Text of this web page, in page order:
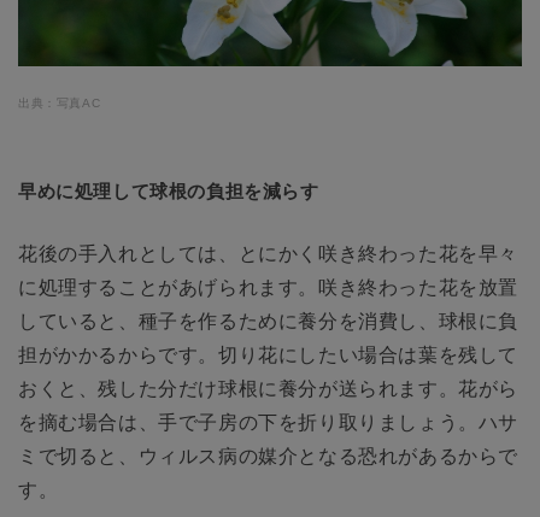
出典：写真AC
早めに処理して球根の負担を減らす
花後の手入れとしては、とにかく咲き終わった花を早々
に処理することがあげられます。咲き終わった花を放置
していると、種子を作るために養分を消費し、球根に負
担がかかるからです。切り花にしたい場合は葉を残して
おくと、残した分だけ球根に養分が送られます。花がら
を摘む場合は、手で子房の下を折り取りましょう。ハサ
ミで切ると、ウィルス病の媒介となる恐れがあるからで
す。